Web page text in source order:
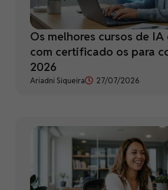
Os melhores cursos de
com certificado os para
2026
Ariadni Siqueira 27/07/2026